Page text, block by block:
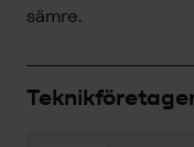
sämre.